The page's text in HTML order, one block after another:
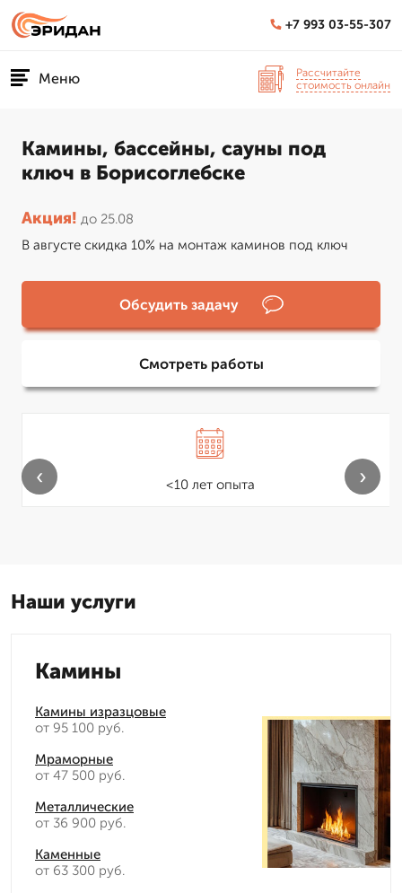
+7 993 03-55-307
Меню
Рассчитайте
стоимость онлайн
Камины, бассейны, сауны под
ключ в Борисоглебске
Акция! до 25.08
В августе скидка 10% на монтаж каминов под ключ
Обсудить задачу
Смотреть работы
<10 лет опыта
‹ ›
Наши услуги
Камины
Камины изразцовые
от 95 100 руб.
Мраморные
от 47 500 руб.
Металлические
от 36 900 руб.
Каменные
от 63 300 руб.